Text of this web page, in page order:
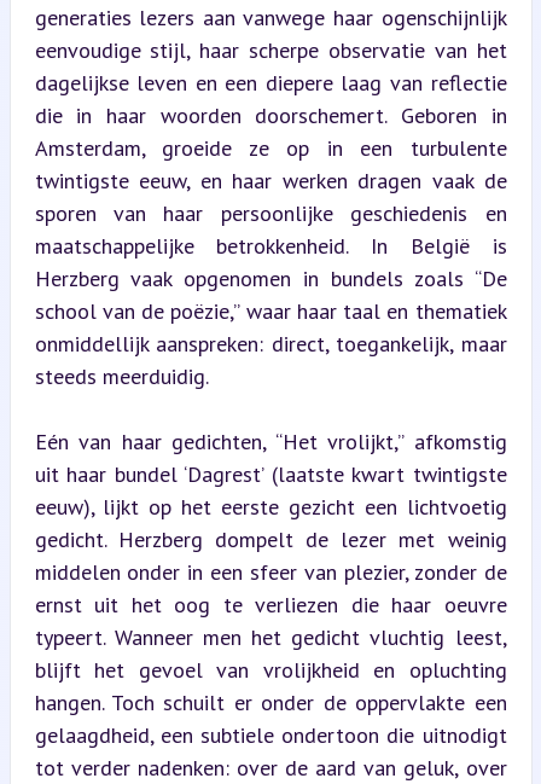
generaties lezers aan vanwege haar ogenschijnlijk
eenvoudige stijl, haar scherpe observatie van het
dagelijkse leven en een diepere laag van reflectie
die in haar woorden doorschemert. Geboren in
Amsterdam, groeide ze op in een turbulente
twintigste eeuw, en haar werken dragen vaak de
sporen van haar persoonlijke geschiedenis en
maatschappelijke betrokkenheid. In België is
Herzberg vaak opgenomen in bundels zoals “De
school van de poëzie,” waar haar taal en thematiek
onmiddellijk aanspreken: direct, toegankelijk, maar
steeds meerduidig.
Eén van haar gedichten, “Het vrolijkt,” afkomstig
uit haar bundel ‘Dagrest’ (laatste kwart twintigste
eeuw), lijkt op het eerste gezicht een lichtvoetig
gedicht. Herzberg dompelt de lezer met weinig
middelen onder in een sfeer van plezier, zonder de
ernst uit het oog te verliezen die haar oeuvre
typeert. Wanneer men het gedicht vluchtig leest,
blijft het gevoel van vrolijkheid en opluchting
hangen. Toch schuilt er onder de oppervlakte een
gelaagdheid, een subtiele ondertoon die uitnodigt
tot verder nadenken: over de aard van geluk, over